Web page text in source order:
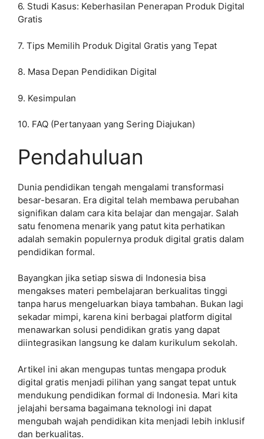
6. Studi Kasus: Keberhasilan Penerapan Produk Digital
Gratis
7. Tips Memilih Produk Digital Gratis yang Tepat
8. Masa Depan Pendidikan Digital
9. Kesimpulan
10. FAQ (Pertanyaan yang Sering Diajukan)
Pendahuluan
Dunia pendidikan tengah mengalami transformasi
besar-besaran. Era digital telah membawa perubahan
signifikan dalam cara kita belajar dan mengajar. Salah
satu fenomena menarik yang patut kita perhatikan
adalah semakin populernya produk digital gratis dalam
pendidikan formal.
Bayangkan jika setiap siswa di Indonesia bisa
mengakses materi pembelajaran berkualitas tinggi
tanpa harus mengeluarkan biaya tambahan. Bukan lagi
sekadar mimpi, karena kini berbagai platform digital
menawarkan solusi pendidikan gratis yang dapat
diintegrasikan langsung ke dalam kurikulum sekolah.
Artikel ini akan mengupas tuntas mengapa produk
digital gratis menjadi pilihan yang sangat tepat untuk
mendukung pendidikan formal di Indonesia. Mari kita
jelajahi bersama bagaimana teknologi ini dapat
mengubah wajah pendidikan kita menjadi lebih inklusif
dan berkualitas.